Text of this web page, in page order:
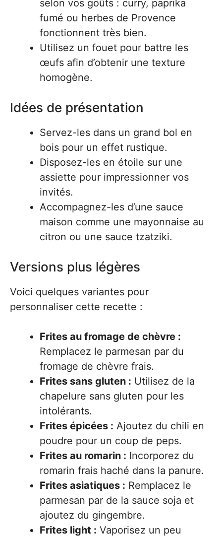
selon vos goûts : curry, paprika
fumé ou herbes de Provence
fonctionnent très bien.
Utilisez un fouet pour battre les
œufs afin d’obtenir une texture
homogène.
Idées de présentation
Servez-les dans un grand bol en
bois pour un effet rustique.
Disposez-les en étoile sur une
assiette pour impressionner vos
invités.
Accompagnez-les d’une sauce
maison comme une mayonnaise au
citron ou une sauce tzatziki.
Versions plus légères
Voici quelques variantes pour
personnaliser cette recette :
Frites au fromage de chèvre :
Remplacez le parmesan par du
fromage de chèvre frais.
Frites sans gluten : Utilisez de la
chapelure sans gluten pour les
intolérants.
Frites épicées : Ajoutez du chili en
poudre pour un coup de peps.
Frites au romarin : Incorporez du
romarin frais haché dans la panure.
Frites asiatiques : Remplacez le
parmesan par de la sauce soja et
ajoutez du gingembre.
Frites light : Vaporisez un peu